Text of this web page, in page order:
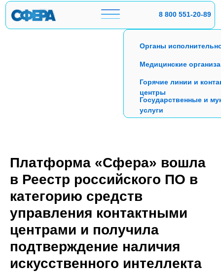
8 800 551-20-89
Органы
Медицинские
Горячие линии и
центры
Государственные и
услуги
Платформа «Сфера» вошла
в Реестр российского ПО в
категорию средств
управления контактными
центрами и получила
подтверждение наличия
искусственного интеллекта